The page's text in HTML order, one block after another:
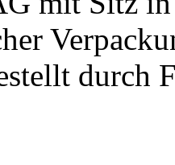
durch